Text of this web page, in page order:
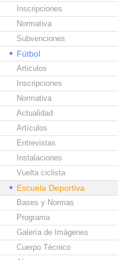
Inscripciones
Normativa
Subvenciones
Fútbol
Articulos
Inscripciones
Normativa
Actualidad
Artículos
Entrevistas
Instalaciones
Vuelta ciclista
Escuela Deportiva
Bases y Normas
Programa
Galería de Imágenes
Cuerpo Técnico